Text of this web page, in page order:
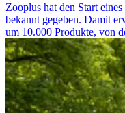
Zooplus hat den Start
bekannt gegeben. Damit
um 10.000 Produkte, von